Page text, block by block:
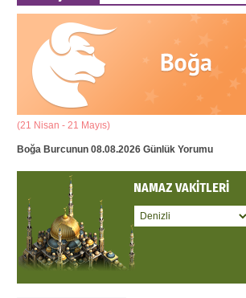
ANADOLU BASIN YAYIN
BİRLİĞİ
Alaeddin Usta
DÜŞÜNCE VE DÜNYA
Mustafa Göker
Tülay Pay
(21 Nisan - 21 Mayıs)
Boğa Burcunun 08.08.2026 Günlük Yorumu
NAMAZ VAKİTLERİ